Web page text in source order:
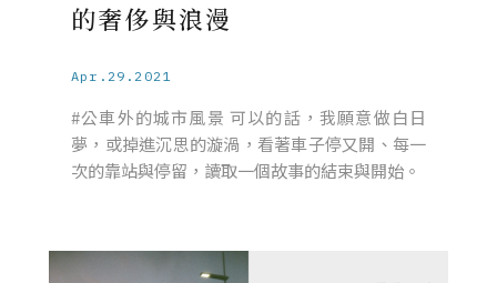
的奢侈與浪漫
Apr.29.2021
#公車外的城市風景 可以的話，我願意做白日
夢，或掉進沉思的漩渦，看著車子停又開、每一
次的靠站與停留，讀取一個故事的結束與開始。